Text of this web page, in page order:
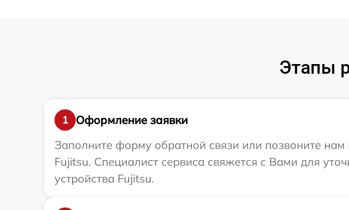
Этапы
1
Оформление заявки
Заполните форму обратной связи или позвоните
Fujitsu. Специалист сервиса свяжется с Вами для
устройства Fujitsu.